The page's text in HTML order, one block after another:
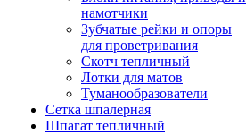
намотчики
Зубчатые рейки и опоры
для проветривания
Скотч тепличный
Лотки для матов
Туманообразователи
Сетка шпалерная
Шпагат тепличный